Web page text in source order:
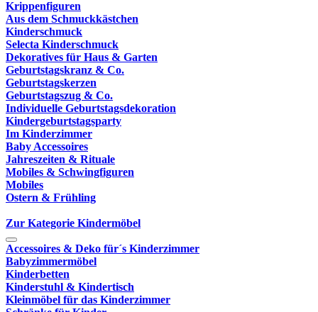
Krippenfiguren
Aus dem Schmuckkästchen
Kinderschmuck
Selecta Kinderschmuck
Dekoratives für Haus & Garten
Geburtstagskranz & Co.
Geburtstagskerzen
Geburtstagszug & Co.
Individuelle Geburtstagsdekoration
Kindergeburtstagsparty
Im Kinderzimmer
Baby Accessoires
Jahreszeiten & Rituale
Mobiles & Schwingfiguren
Mobiles
Ostern & Frühling
Zur Kategorie Kindermöbel
Accessoires & Deko für´s Kinderzimmer
Babyzimmermöbel
Kinderbetten
Kinderstuhl & Kindertisch
Kleinmöbel für das Kinderzimmer